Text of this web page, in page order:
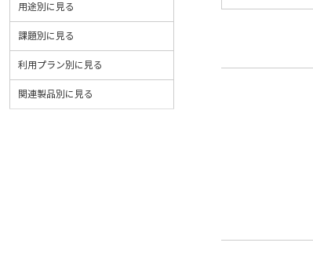
用途別に見る
課題別に見る
利用プラン別に見る
関連製品別に見る